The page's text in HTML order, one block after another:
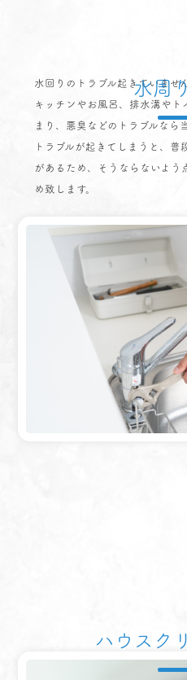
水周
水回りのトラブル起きていませ
キッチンやお風呂、排水溝やト
まり、悪臭などのトラブルなら
トラブルが起きてしまうと、
があるため、そうならないよう
め致します。
ハウスク